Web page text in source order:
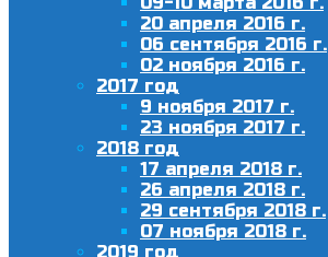
20 апреля 2016 г.
06 сентября 2016 г.
02 ноября 2016 г.
2017 год
9 ноября 2017 г.
23 ноября 2017 г.
2018 год
17 апреля 2018 г.
26 апреля 2018 г.
29 сентября 2018 г.
07 ноября 2018 г.
2019 год